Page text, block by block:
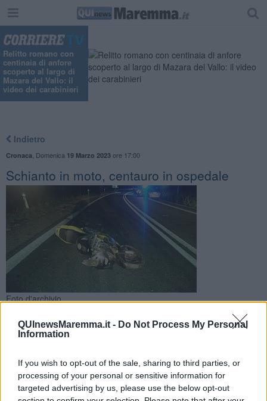
QUInewsMaremma.it - Do Not Process My Personal
Information
If you wish to opt-out of the sale, sharing to third parties, or
processing of your personal or sensitive information for
targeted advertising by us, please use the below opt-out
Relitto romano con
centinaia di anfore
scoperto al largo di
Mazara del Vallo: il
video dei carabinieri
Indietro
Cronaca Domenica 19 Marzo 2023ore 17:00
Schianto in moto, centauro in ospedale
Foto d'archivio
L'incidente è avvenuto lungo una strada provinciale. Un uomo
è stato soccorso da personale e mezzi di 118 e trasportato in
ospedale a Grosseto